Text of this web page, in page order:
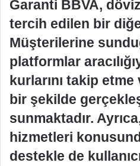
Garanti BBVA, döviz
tercih edilen bir
Müşterilerine
platformlar
kurlarını takip etme
bir şekilde
sunmaktadır.
hizmetleri
destekle de